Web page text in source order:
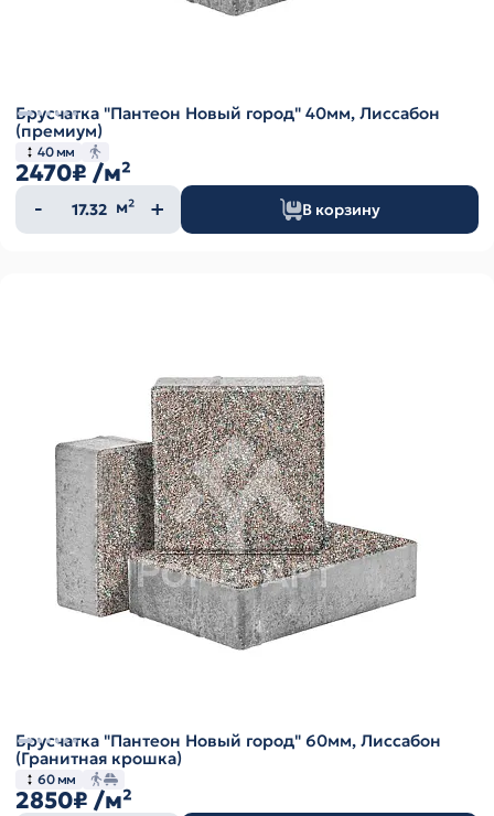
Брусчатка "Пантеон Новый город" 40мм, Лиссабон
(премиум)
40 мм
2470₽ /м²
Количество
товара
м² В корзину
Брусчатка "Пантеон Новый город" 60мм, Лиссабон
(Гранитная крошка)
60 мм
2850₽ /м²